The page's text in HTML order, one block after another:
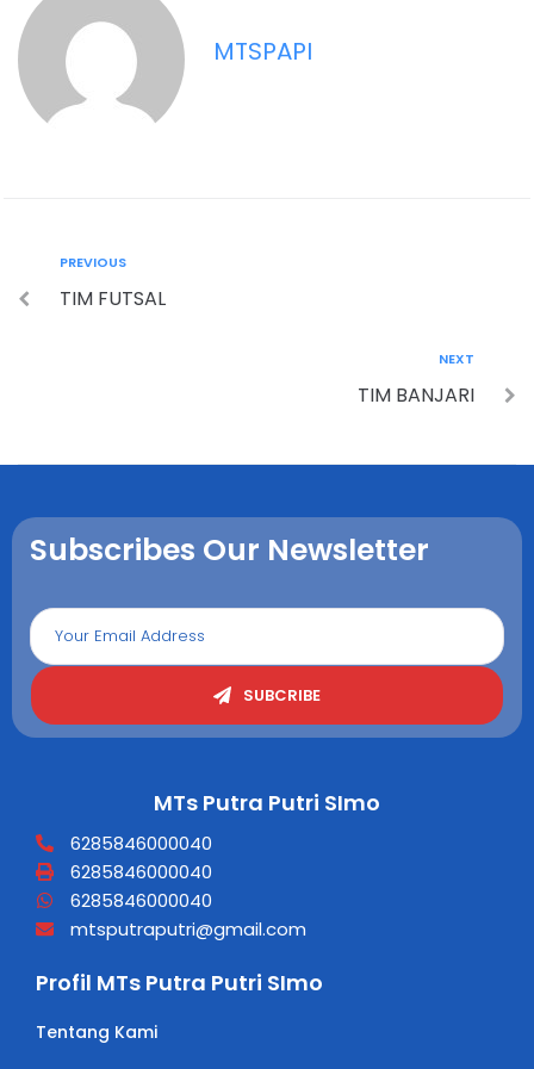
MTSPAPI
PREVIOUS
TIM FUTSAL
NEXT
TIM BANJARI
Subscribes Our Newsletter
SUBCRIBE
MTs Putra Putri SImo
6285846000040
6285846000040
6285846000040
mtsputraputri@gmail.com
Profil MTs Putra Putri SImo
Tentang Kami